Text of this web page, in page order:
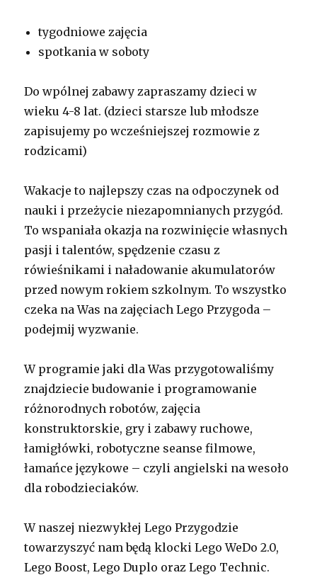
tygodniowe zajęcia
spotkania w soboty
Do wpólnej zabawy zapraszamy dzieci w
wieku 4-8 lat. (dzieci starsze lub młodsze
zapisujemy po wcześniejszej rozmowie z
rodzicami)
Wakacje to najlepszy czas na odpoczynek od
nauki i przeżycie niezapomnianych przygód.
To wspaniała okazja na rozwinięcie własnych
pasji i talentów, spędzenie czasu z
rówieśnikami i naładowanie akumulatorów
przed nowym rokiem szkolnym. To wszystko
czeka na Was na zajęciach Lego Przygoda –
podejmij wyzwanie.
W programie jaki dla Was przygotowaliśmy
znajdziecie budowanie i programowanie
różnorodnych robotów, zajęcia
konstruktorskie, gry i zabawy ruchowe,
łamigłówki, robotyczne seanse filmowe,
łamańce językowe – czyli angielski na wesoło
dla robodzieciaków.
W naszej niezwykłej Lego Przygodzie
towarzyszyć nam będą klocki Lego WeDo 2.0,
Lego Boost, Lego Duplo oraz Lego Technic.